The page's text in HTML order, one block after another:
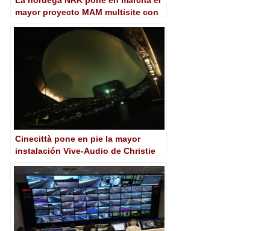
mayor proyecto MAM multisite con
Cinecittà pone en pie la mayor
instalación Vive-Audio de Christie